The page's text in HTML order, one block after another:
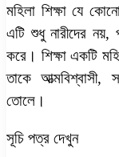
মহিলা শিক্ষা যে
এটি শুধু নারীদের নয়,
করে। শিক্ষা একটি
তাকে আত্মবিশ্বাসী,
তোলে।
সূচি পত্র দেখুন